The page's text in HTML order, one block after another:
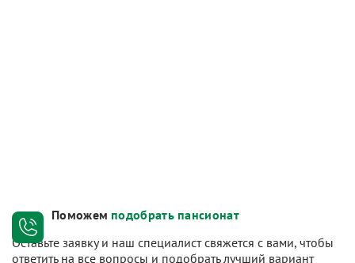
Поможем подобрать пансионат
Оставьте заявку и наш специалист свяжется с вами, чтобы
ответить на все вопросы и подобрать лучший вариант